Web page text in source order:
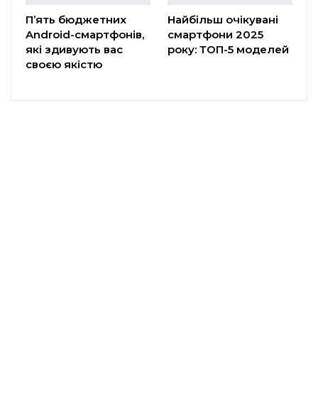
П’ять бюджетних
Android-смартфонів,
які здивують вас
своєю якістю
Найбільш очікувані
смартфони 2025
року: ТОП-5 моделей